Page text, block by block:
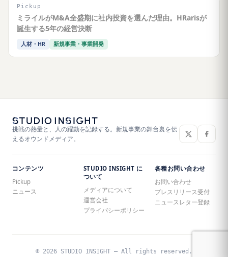
Pickup
ミライルがM&A全盛期に社内投資を選んだ理由。HRarisが
誕生する5年の経営決断
人材・HR 新規事業・事業開発
挑戦の熱量と、人の躍動を記録する。新規事業の舞台裏を伝
えるオウンドメディア。
コンテンツ
Pickup
ニュース
STUDIO INSIGHT に
ついて
メディアについて
運営会社
プライバシーポリシー
各種お問い合わせ
お問い合わせ
プレスリリース受付
ニュースレター登録
© 2026 STUDIO INSIGHT — All rights reserved.